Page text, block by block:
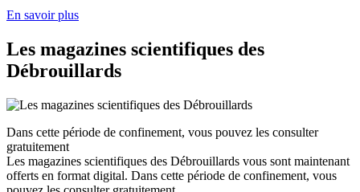
En savoir plus
Les magazines scientifiques des
Débrouillards
Dans cette période de confinement, vous pouvez les consulter
gratuitement
Les magazines scientifiques des Débrouillards vous sont maintenant
offerts en format digital. Dans cette période de confinement, vous